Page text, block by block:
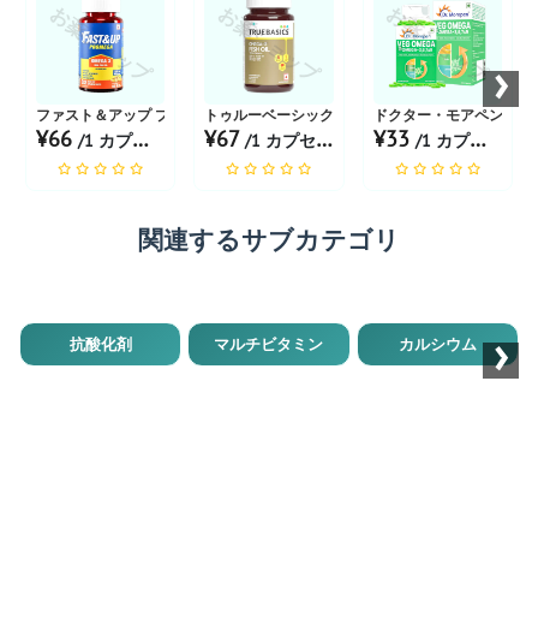
お薬ショップ
ファスト＆アップ プロメガ オメガ3リッチフィッシュオイル
¥66 /1 カプセル あたり
お薬ショップ
トゥルーベーシックス オメガ3 フィッシュオイル
¥67/1 カプセル あたり
お薬ショップ
ドクター・モアペン オ
¥33 /1 カプセル あたり
›
関連するサブカテゴリ
抗酸化剤 マルチビタミン カルシウム ›